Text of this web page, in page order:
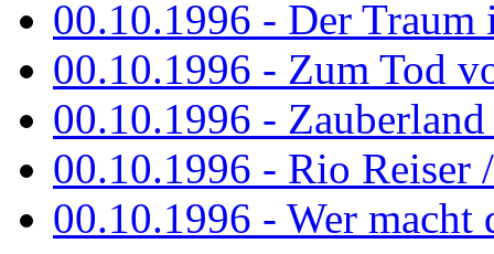
00.10.1996 - Der Traum
00.10.1996 - Zum Tod
00.10.1996 -
00.10.1996 - Rio Reiser
00.10.1996 - Wer macht